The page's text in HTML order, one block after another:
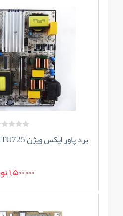
برد پاور ایکس ویژن 49XTU725
1,500,000 تومان